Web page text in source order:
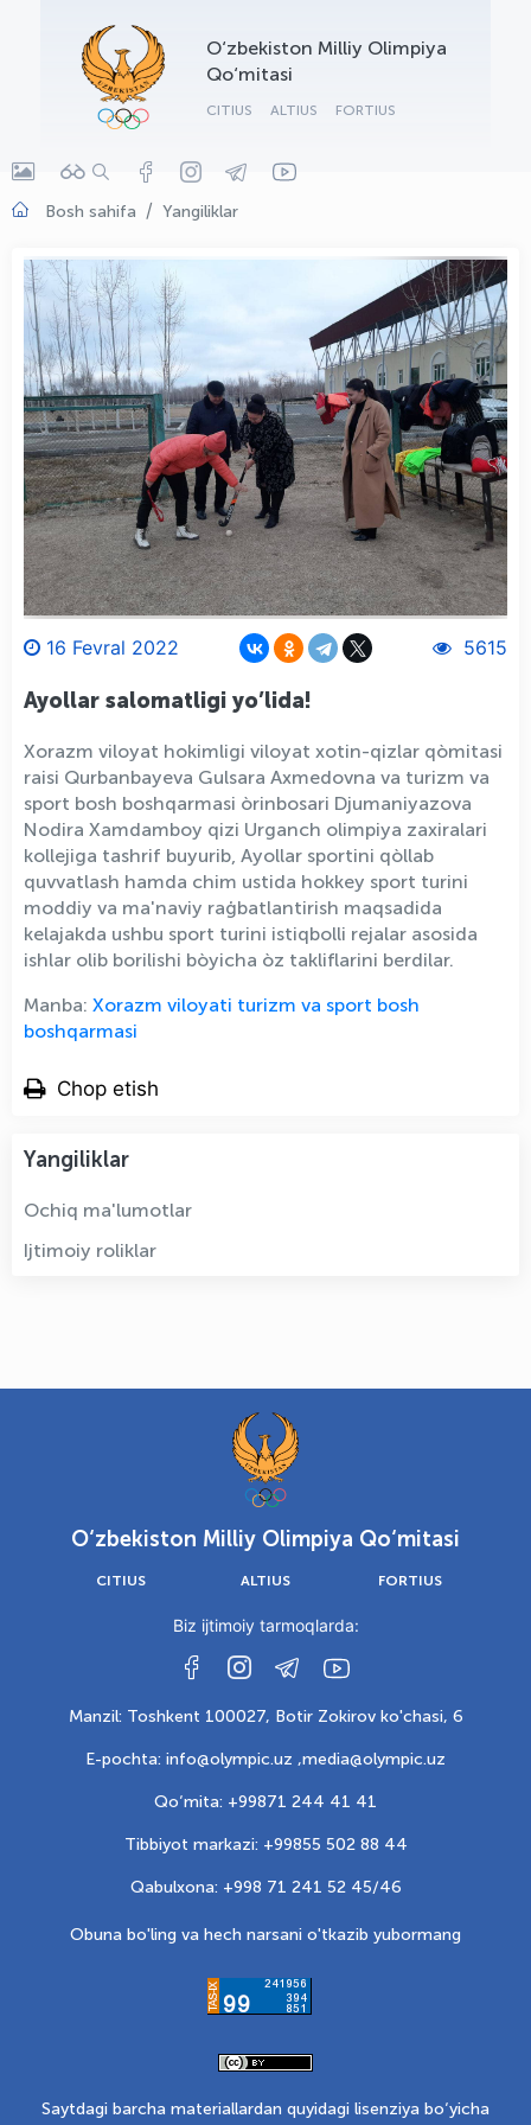
O‘zbekiston Milliy Olimpiya
Qo‘mitasi
CITIUS ALTIUS FORTIUS
Bosh sahifa Yangiliklar
16 Fevral 2022 5615
Ayollar salomatligi yo’lida!
Xorazm viloyat hokimligi viloyat xotin-qizlar qòmitasi
raisi Qurbanbayeva Gulsara Axmedovna va turizm va
sport bosh boshqarmasi òrinbosari Djumaniyazova
Nodira Xamdamboy qizi Urganch olimpiya zaxiralari
kollejiga tashrif buyurib, Ayollar sportini qòllab
quvvatlash hamda chim ustida hokkey sport turini
moddiy va ma'naviy raģbatlantirish maqsadida
kelajakda ushbu sport turini istiqbolli rejalar asosida
ishlar olib borilishi bòyicha òz takliflarini berdilar.
Manba: Xorazm viloyati turizm va sport bosh
boshqarmasi
Chop etish
Yangiliklar
Ochiq ma'lumotlar
Ijtimoiy roliklar
O‘zbekiston Milliy Olimpiya Qo‘mitasi
CITIUS ALTIUS FORTIUS
Biz ijtimoiy tarmoqlarda:
Manzil: Toshkent 100027, Botir Zokirov ko'chasi, 6
E-pochta: info@olympic.uz ,media@olympic.uz
Qo‘mita: +99871 244 41 41
Tibbiyot markazi: +99855 502 88 44
Qabulxona: +998 71 241 52 45/46
Obuna bo'ling va hech narsani o'tkazib yubormang
Saytdagi barcha materiallardan quyidagi lisenziya bo‘yicha
OLYMPCHIK AI - yordamchi
Onlayn · olympic.uz